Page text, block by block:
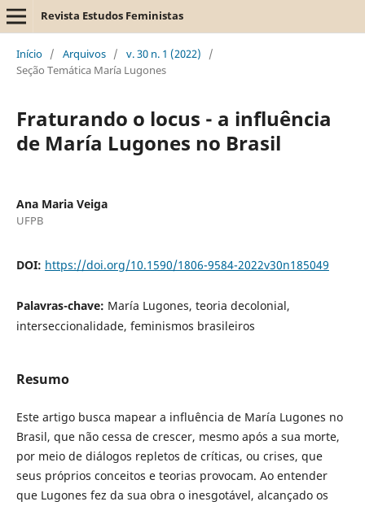
Revista Estudos Feministas
Início / Arquivos / v. 30 n. 1 (2022)
/
Seção Temática María Lugones
Fraturando o locus - a influência
de María Lugones no Brasil
Ana Maria Veiga
UFPB
DOI: https://doi.org/10.1590/1806-9584-2022v30n185049
Palavras-chave: María Lugones, teoria decolonial,
interseccionalidade, feminismos brasileiros
Resumo
Este artigo busca mapear a influência de María Lugones no
Brasil, que não cessa de crescer, mesmo após a sua morte,
por meio de diálogos repletos de críticas, ou crises, que
seus próprios conceitos e teorias provocam. Ao entender
que Lugones fez da sua obra o inesgotável, alcançado os